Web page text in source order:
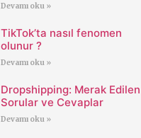
Devamı oku »
TikTok’ta nasıl fenomen
olunur ?
Devamı oku »
Dropshipping: Merak Edilen
Sorular ve Cevaplar
Devamı oku »